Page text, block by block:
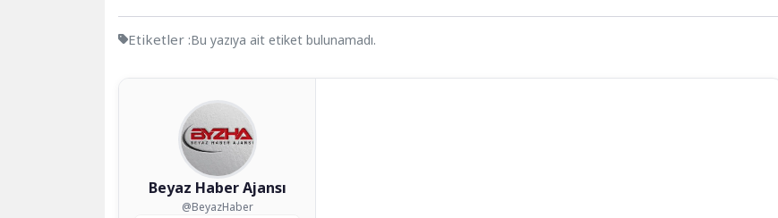
Etiketler :Bu yazıya ait etiket bulunamadı.
Beyaz Haber Ajansı
@BeyazHaber